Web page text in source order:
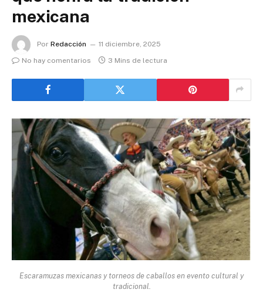
mexicana
Por Redacción
11 diciembre, 2025
No hay comentarios
3 Mins de lectura
Escaramuzas mexicanas y torneos de caballos en evento cultural y
tradicional.